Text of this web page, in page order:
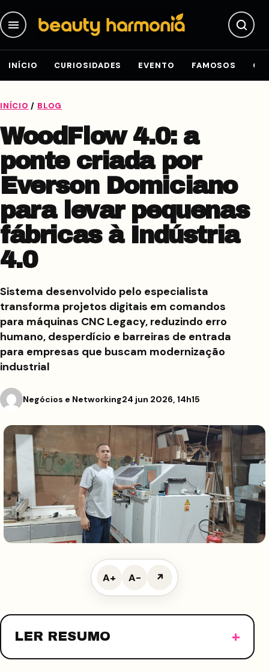
INÍCIO CURIOSIDADES EVENTO FAMOSOS
INÍCIO / BLOG
WoodFlow 4.0: a
ponte criada por
Everson Domiciano
para levar pequenas
fábricas à Indústria
4.0
Sistema desenvolvido pelo especialista
transforma projetos digitais em comandos
para máquinas CNC Legacy, reduzindo erro
humano, desperdício e barreiras de entrada
para empresas que buscam modernização
industrial
Negócios e Networking24 jun 2026, 14h15
A+ A− ↗
LER RESUMO